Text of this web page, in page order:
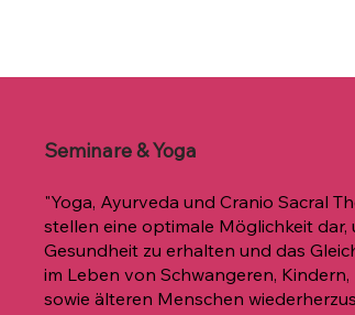
Seminare & Yoga
"Yoga, Ayurveda und Cranio Sacral
stellen eine optimale Möglichkeit dar,
Gesundheit zu erhalten und das
im Leben von Schwangeren, Kindern,
sowie älteren Menschen